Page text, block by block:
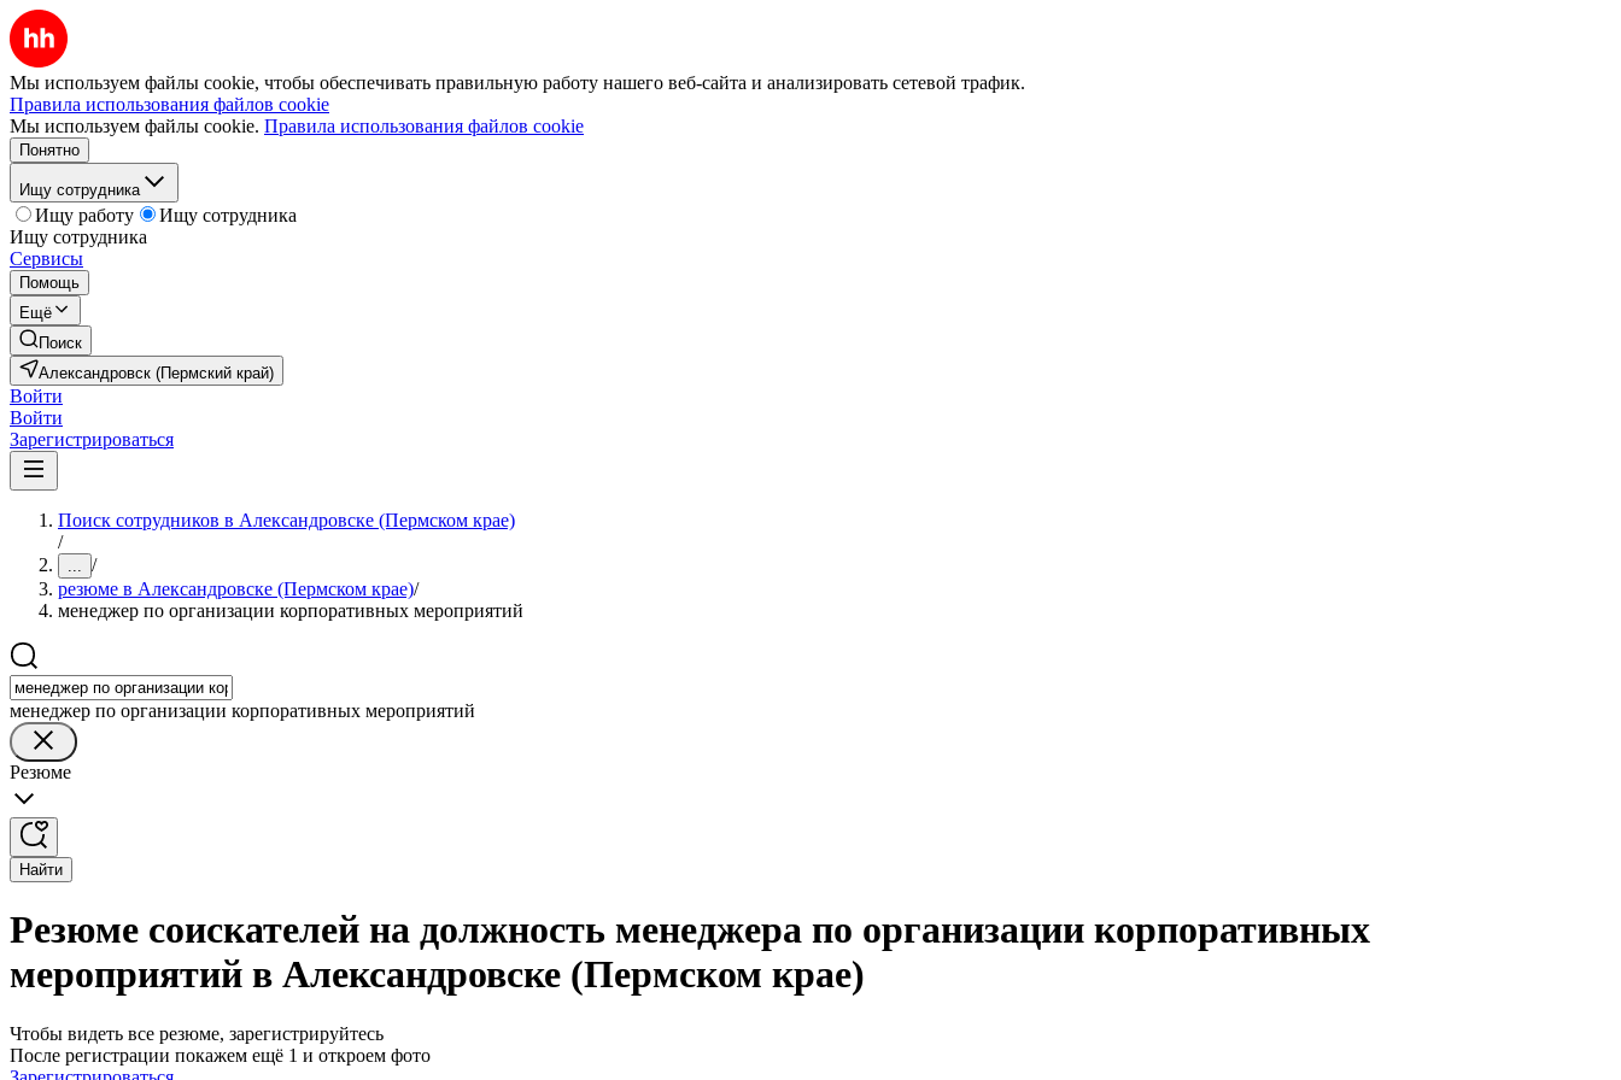
Мы используем файлы cookie, чтобы обеспечивать правильную работу нашего веб-сайта и анализировать сетевой трафик.
Правила использования файлов cookie
Мы используем файлы cookie. Правила использования файлов cookie
Понятно
Ищу сотрудника
Ищу работу
Ищу сотрудника
Ищу сотрудника
Сервисы
Помощь
Ещё
Поиск
Александровск (Пермский край)
Войти
Войти
Зарегистрироваться
Поиск сотрудников в Александровске (Пермском крае)
/
... /
резюме в Александровске (Пермском крае)/
менеджер по организации корпоративных мероприятий
менеджер по организации корпоративных мероприятий
Резюме
Найти
Резюме соискателей на должность менеджера по организации корпоративных
мероприятий в Александровске (Пермском крае)
Чтобы видеть все резюме, зарегистрируйтесь
После регистрации покажем ещё 1 и откроем фото